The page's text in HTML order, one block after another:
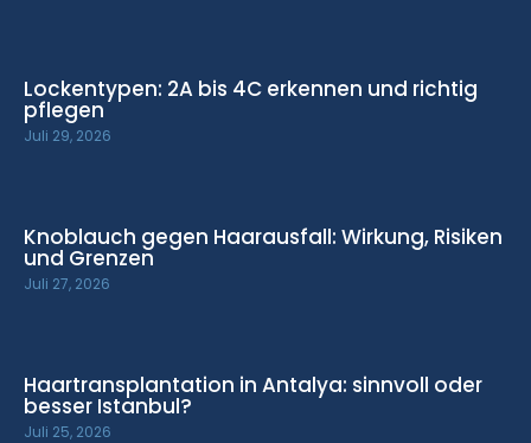
Lockentypen: 2A bis 4C erkennen und richtig
pflegen
Juli 29, 2026
Knoblauch gegen Haarausfall: Wirkung, Risiken
und Grenzen
Juli 27, 2026
Haartransplantation in Antalya: sinnvoll oder
besser Istanbul?
Juli 25, 2026